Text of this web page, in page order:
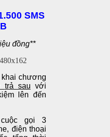
SMS
đồng**
khai chương
trả sau với
lên đến
gọi 3
điện thoại